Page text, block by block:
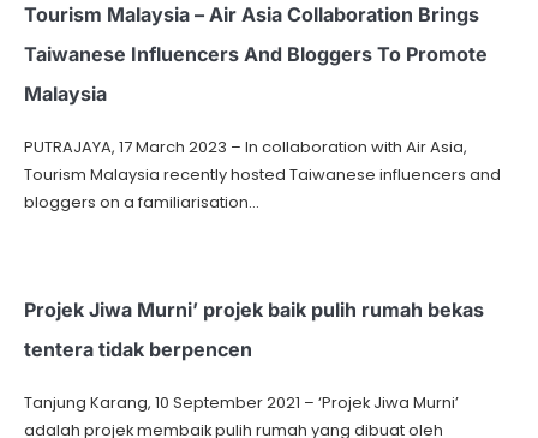
Tourism Malaysia – Air Asia Collaboration Brings
Taiwanese Influencers And Bloggers To Promote
Malaysia
PUTRAJAYA, 17 March 2023 – In collaboration with Air Asia,
Tourism Malaysia recently hosted Taiwanese influencers and
bloggers on a familiarisation…
Projek Jiwa Murni’ projek baik pulih rumah bekas
tentera tidak berpencen
Tanjung Karang, 10 September 2021 – ‘Projek Jiwa Murni’
adalah projek membaik pulih rumah yang dibuat oleh